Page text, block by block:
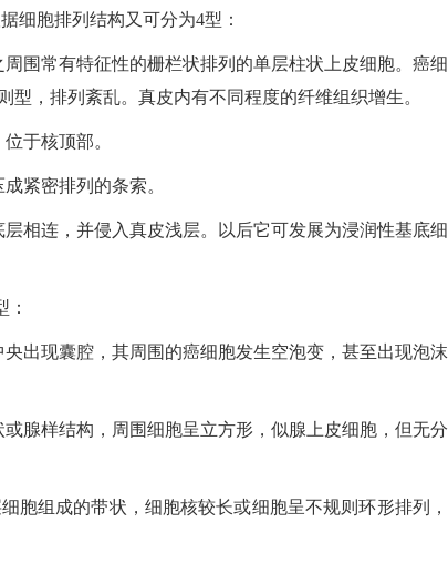
细胞排列结构又可分为4型：
围常有特征性的栅栏状排列的单层柱状上皮细胞。癌细
，排列紊乱。真皮内有不同程度的纤维组织增生。
于核顶部。
紧密排列的条索。
相连，并侵入真皮浅层。以后它可发展为浸润性基底细
出现囊腔，其周围的癌细胞发生空泡变，甚至出现泡沫
腺样结构，周围细胞呈立方形，似腺上皮细胞，但无分
胞组成的带状，细胞核较长或细胞呈不规则环形排列，